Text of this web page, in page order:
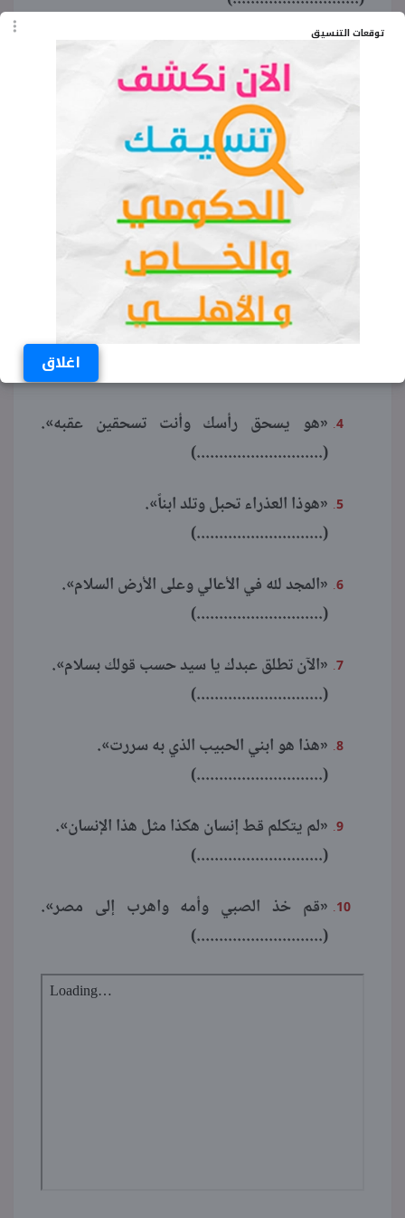
توقعات التنسيق
اغلاق
(............................)
من قال هذه العبارة؟
«المجد لله في الأعالي وعلى الأرض السلام».
(............................)
«هوذا العذراء تحبل وتلد ابناً».
(............................)
«الآن تطلق عبدك يا سيد حسب قولك بسلام».
«هو يسحق رأسك وأنت تسحقين عقبه».
(............................)
«هوذا العذراء تحبل وتلد ابناً».
(............................)
«المجد لله في الأعالي وعلى الأرض السلام».
(............................)
«الآن تطلق عبدك يا سيد حسب قولك بسلام».
(............................)
«هذا هو ابني الحبيب الذي به سررت».
(............................)
«لم يتكلم قط إنسان هكذا مثل هذا الإنسان».
(............................)
«قم خذ الصبي وأمه واهرب إلى مصر».
(............................)